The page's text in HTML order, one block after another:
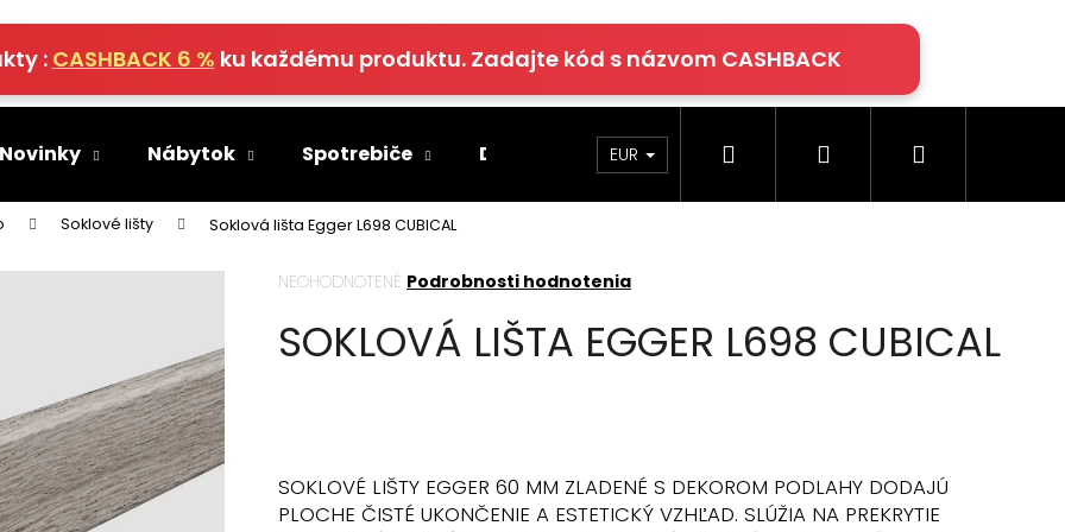
: CASHBACK 6 % ku každému produktu. Zadajte kód s názvom CASHBACK
Nábytok Spotrebiče Dekorácie Klimatizácia Podlahy Egger
EUR Hľadať PrihlásenieNákupný
Soklové lišty Soklová lišta Egger L698 CUBICAL
Priemerné
produktu
je
NEOHODNOTENÉ Podrobnosti hodnotenia
SOKLOVÁ LIŠTA EGGER L698 CUBICAL
SOKLOVÉ LIŠTY EGGER 60 MM ZLADENÉ S DEKOROM PODLAHY DODAJÚ
PLOCHE ČISTÉ UKONČENIE A ESTETICKÝ VZHĽAD. SLÚŽIA NA PREKRYTIE
HĽADAŤ